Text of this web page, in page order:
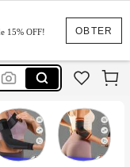
OBTER
15% OFF!